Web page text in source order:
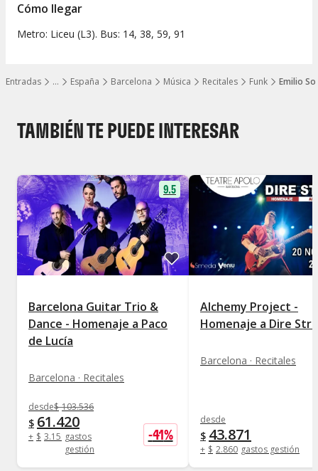
…
Mostrar todos los niveles
Entradas España Barcelona Música Recitales Funk Emilio
Cómo llegar
Metro: Liceu (L3). Bus: 14, 38, 59, 91
TAMBIÉN TE PUEDE INTERESAR
9.5
Barcelona Guitar Trio &
Dance - Homenaje a Paco
de Lucía
Barcelona · Recitales
desde$ 103.536
$ 61.420
+ $ 3.158 gastos
gestión
-41%
Alchemy Project -
Homenaje a Dire
Barcelona · Recitales
desde
$ 43.871
+ $ 2.860 gastos gestión